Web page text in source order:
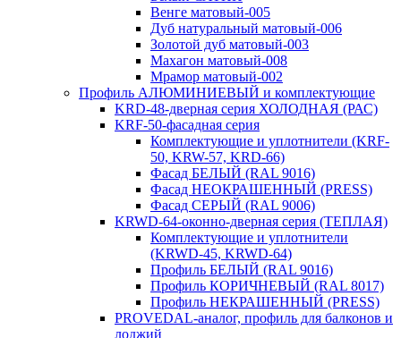
Венге матовый-005
Дуб натуральный матовый-006
Золотой дуб матовый-003
Махагон матовый-008
Мрамор матовый-002
Профиль АЛЮМИНИЕВЫЙ и комплектующие
KRD-48-дверная серия ХОЛОДНАЯ (РАС)
KRF-50-фасадная серия
Комплектующие и уплотнители (KRF-
50, KRW-57, KRD-66)
Фасад БЕЛЫЙ (RAL 9016)
Фасад НЕОКРАШЕННЫЙ (PRESS)
Фасад СЕРЫЙ (RAL 9006)
KRWD-64-оконно-дверная серия (ТЕПЛАЯ)
Комплектующие и уплотнители
(KRWD-45, KRWD-64)
Профиль БЕЛЫЙ (RAL 9016)
Профиль КОРИЧНЕВЫЙ (RAL 8017)
Профиль НЕКРАШЕННЫЙ (PRESS)
PROVEDAL-аналог, профиль для балконов и
лоджий